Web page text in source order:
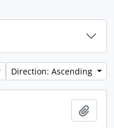
Direction: Ascending